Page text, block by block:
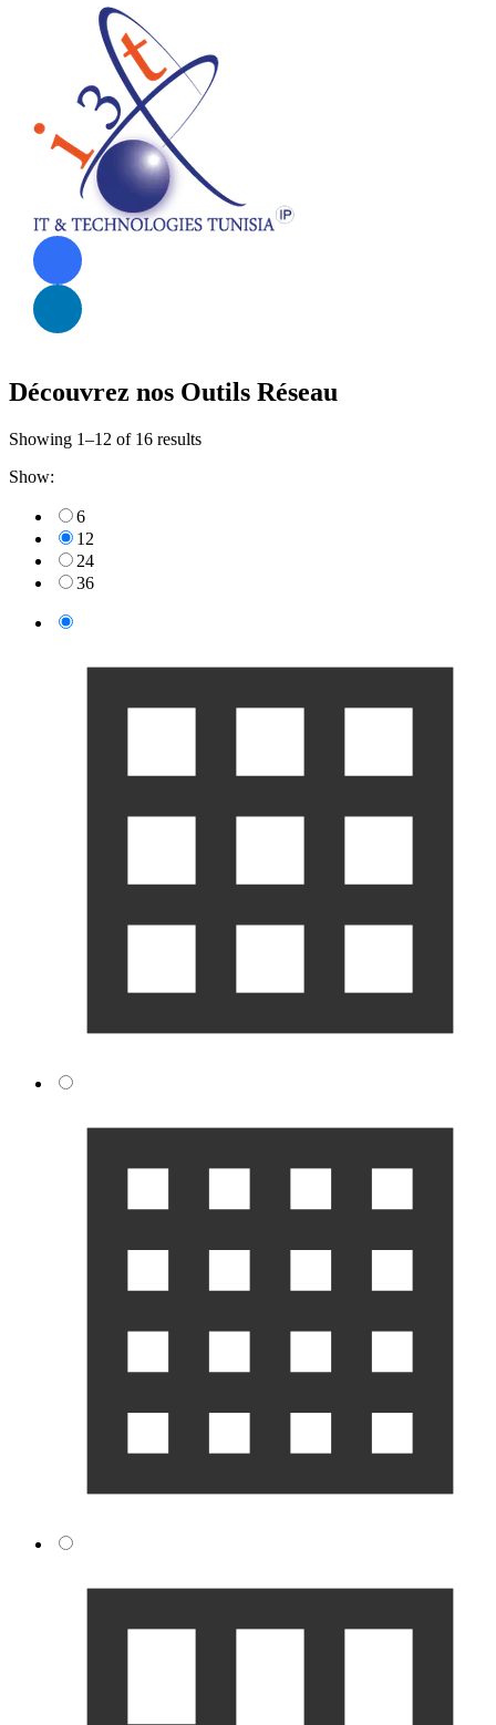
Découvrez nos Outils Réseau
Showing 1–12 of 16 results
Show:
6
12
24
36